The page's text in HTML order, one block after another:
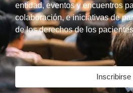
entidad, eventos y encuentros
colaboración, e iniciativas de
de los derechos de los
Inscribirse